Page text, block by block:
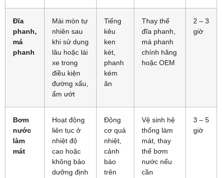
Đĩa
phanh,
má
phanh
Mài mòn tự
nhiên sau
khi sử dụng
lâu hoặc lái
xe trong
điều kiện
đường xấu,
ẩm ướt
Tiếng
kêu
ken
két,
phanh
kém
ăn
Thay thế
đĩa phanh,
má phanh
chính hãng
hoặc OEM
2 – 3
giờ
Bơm
nước
làm
mát
Hoạt động
liên tục ở
nhiệt độ
cao hoặc
không bảo
dưỡng định
Động
cơ quá
nhiệt,
cảnh
báo
trên
Vệ sinh hệ
thống làm
mát, thay
thế bơm
nước nếu
cần
3 – 5
giờ